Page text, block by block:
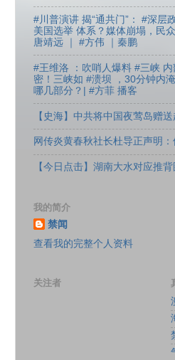
#川普演讲 揭“通共门”： #深层
美国选举 体系？媒体崩塌，民
唐靖远 ｜ #方伟 ｜秦鹏
#王维洛 ：吹哨人爆料 #三峡
密！三峡如 #溃坝 ，30分钟内
哪几部分？| #方菲 播客
【史海】中共将中国夜莺岛赠
网传炎黄春秋社长杜导正声明
【今日点击】湖南大水对应推
我的简介
禁闻
查看我的完整个人资料
关注者